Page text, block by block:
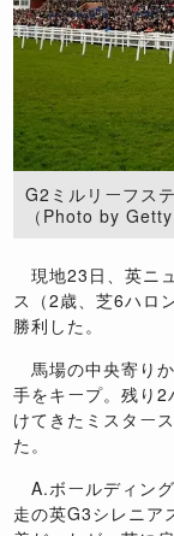
G2ミルリーフス
（Photo by
現地23日、英ニ
ス（2歳、芝6ハロ
勝利した。
馬場の中央寄り
手をキープ。残り
けてきたミスター
た。
A.ボールディン
走の英G3シレニア